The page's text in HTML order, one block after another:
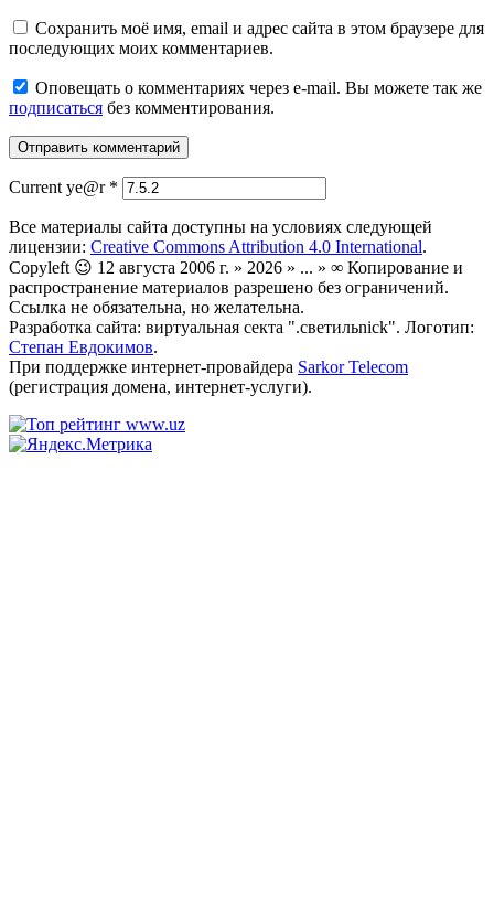
Сохранить моё имя, email и адрес сайта в этом браузере для
последующих моих комментариев.
Оповещать о комментариях через e-mail. Вы можете так же
подписаться без комментирования.
Current ye@r *
Все материалы сайта доступны на условиях следующей
лицензии: Creative Commons Attribution 4.0 International.
Copyleft 😉 12 августа 2006 г. » 2026 » ... » ∞ Копирование и
распространение материалов разрешено без ограничений.
Ссылка не обязательна, но желательна.
Разработка сайта: виртуальная секта ".светильnick". Логотип:
Степан Евдокимов.
При поддержке интернет-провайдера Sarkor Telecom
(регистрация домена, интернет-услуги).